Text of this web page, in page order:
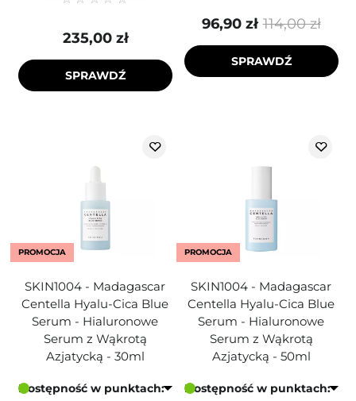
235,00 zł
SPRAWDŹ
114,00 zł
96,90 zł
SPRAWDŹ
PROMOCJA
SKIN1004 - Madagascar
Centella Hyalu-Cica Blue
Serum - Hialuronowe
Serum z Wąkrotą
Azjatycką - 30ml
Dostępność w punktach:
PROMOCJA
SKIN1004 - Madagascar
Centella Hyalu-Cica Blue
Serum - Hialuronowe
Serum z Wąkrotą
Azjatycką - 50ml
Dostępność w punktach: